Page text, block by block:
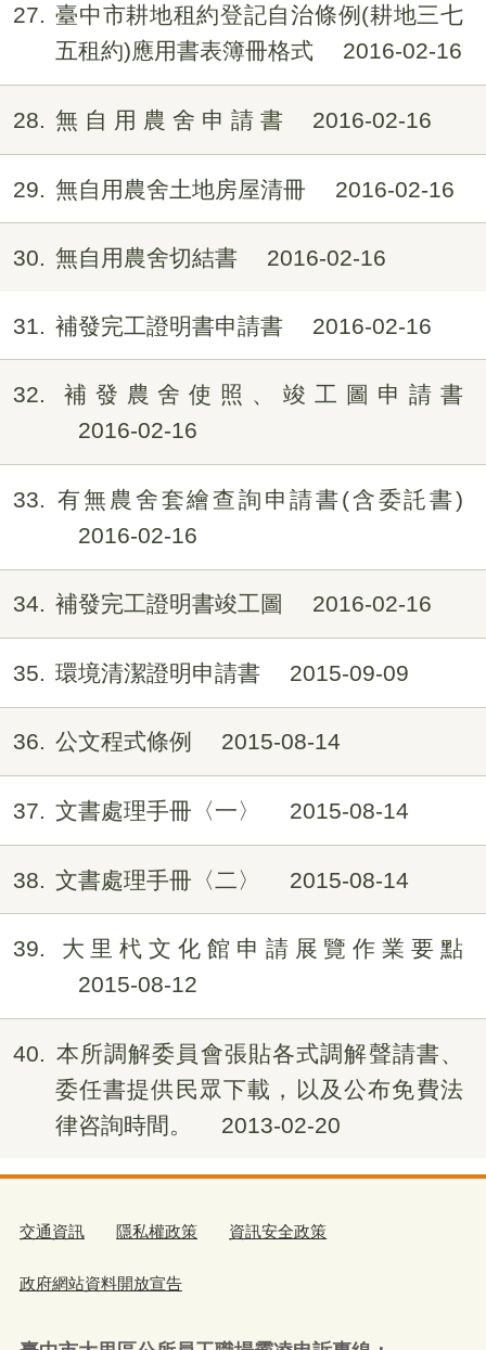
27
臺中市耕地租約登記自治條例(耕地三七
五租約)應用書表簿冊格式
2016-02-16
28 無 自 用 農 舍 申 請 書 2016-02-16
29 無自用農舍土地房屋清冊 2016-02-16
30 無自用農舍切結書 2016-02-16
31 補發完工證明書申請書 2016-02-16
32
補發農舍使照、竣工圖申請書
2016-02-16
33
有無農舍套繪查詢申請書(含委託書)
2016-02-16
34 補發完工證明書竣工圖 2016-02-16
35 環境清潔證明申請書 2015-09-09
36 公文程式條例 2015-08-14
37 文書處理手冊〈一〉 2015-08-14
38 文書處理手冊〈二〉 2015-08-14
39
大里杙文化館申請展覽作業要點
2015-08-12
40
本所調解委員會張貼各式調解聲請書、
委任書提供民眾下載，以及公布免費法
律咨詢時間。
2013-02-20
交通資訊 隱私權政策 資訊安全政策
政府網站資料開放宣告